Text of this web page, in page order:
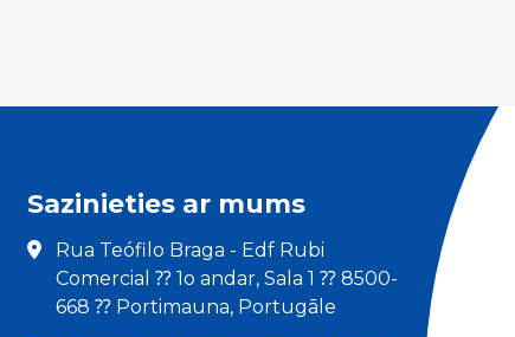
Sazinieties ar mums
Rua Teófilo Braga - Edf Rubi
Comercial ⁇ 1o andar, Sala 1 ⁇ 8500-
668 ⁇ Portimauna, Portugāle